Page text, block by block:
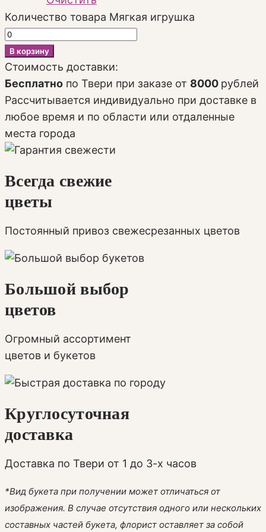
Количество товара Мягкая игрушка
В корзину
Стоимость доставки:
Бесплатно по Твери при заказе от 8000 рублей
Рассчитывается индивидуально при доставке в
любое время и по области или отдаленные
места города
Всегда свежие
цветы
Постоянный привоз свежесрезанных цветов
Большой выбор
цветов
Огромный ассортимент
цветов и букетов
Круглосуточная
доставка
Доставка по Твери от 1 до 3-х часов
*Вид букета при получении может отличаться от
изображения. В случае отсутствия одного или нескольких
составных частей букета, флорист оставляет за собой